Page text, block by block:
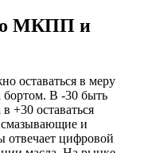
МКПП и
оставаться в меру
бортом. В -30 быть
+30 оставаться
смазывающие и
отвечает цифровой